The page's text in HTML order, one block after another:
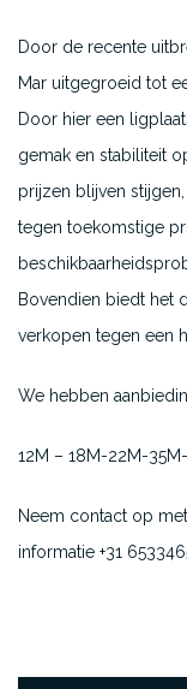
Door de recente
Mar uitgegroeid tot
Door hier een
gemak en stabiliteit
prijzen blijven
tegen toekomstige
Bovendien biedt het
verkopen tegen een
We hebben
12M – 18M-22M-
Neem contact op
informatie +31